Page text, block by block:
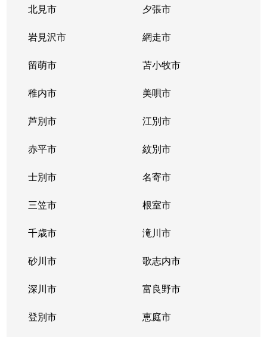
北３７条東
新道東
北３７条東
新道東
北３９条東
麻生
北３９条東
栄町(札幌)
北３９条東
栄町(札幌)
北４０条東
栄町(札幌)
北４０条東
栄町(札幌)
北４１条東
麻生
北４２条東
栄町(札幌)
北４３条東
栄町(札幌)
北４３条東
栄町(札幌)
北４６条東
栄町(札幌)
北見市 夕張市
岩見沢市 網走市
留萌市 苫小牧市
稚内市 美唄市
芦別市 江別市
赤平市 紋別市
士別市 名寄市
三笠市 根室市
千歳市 滝川市
砂川市 歌志内市
深川市 富良野市
登別市 恵庭市